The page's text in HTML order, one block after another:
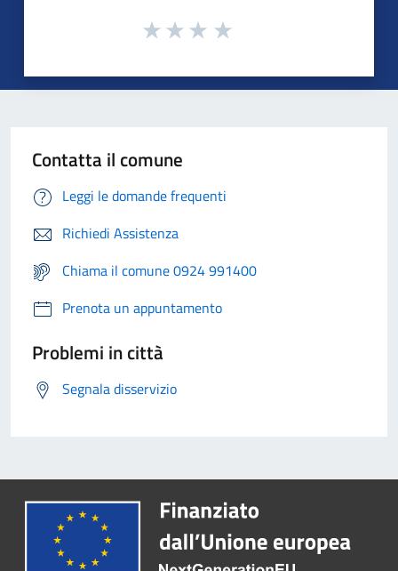
Contatta il comune
Leggi le domande frequenti
Richiedi Assistenza
Chiama il comune 0924 991400
Prenota un appuntamento
Problemi in città
Segnala disservizio